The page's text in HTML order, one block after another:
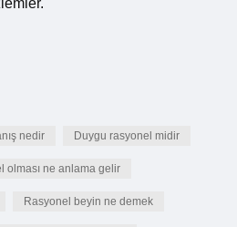
nedir Duygu rasyonel midir
olması ne anlama gelir
Rasyonel beyin ne demek